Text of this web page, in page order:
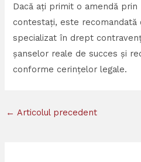
Dacă ați primit o amendă
contestați, este recomandată
specializat în drept
șanselor reale de succes și
conforme cerințelor legale.
← Articolul precedent